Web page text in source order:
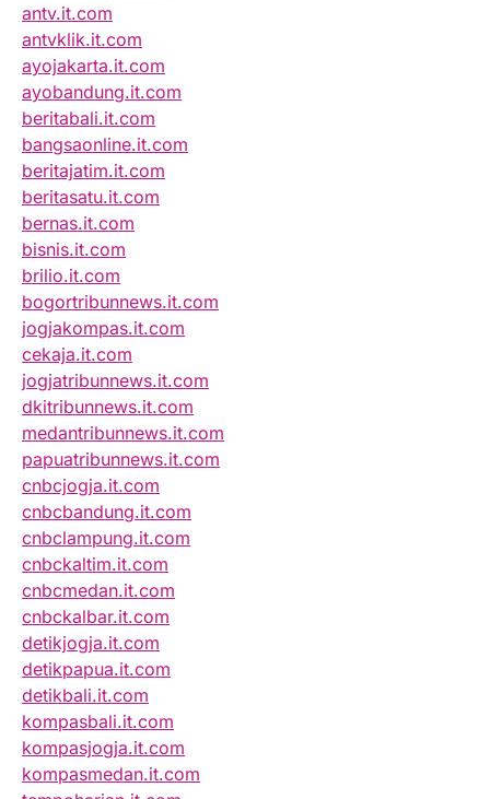
antv.it.com
antvklik.it.com
ayojakarta.it.com
ayobandung.it.com
beritabali.it.com
bangsaonline.it.com
beritajatim.it.com
beritasatu.it.com
bernas.it.com
bisnis.it.com
brilio.it.com
bogortribunnews.it.com
jogjakompas.it.com
cekaja.it.com
jogjatribunnews.it.com
dkitribunnews.it.com
medantribunnews.it.com
papuatribunnews.it.com
cnbcjogja.it.com
cnbcbandung.it.com
cnbclampung.it.com
cnbckaltim.it.com
cnbcmedan.it.com
cnbckalbar.it.com
detikjogja.it.com
detikpapua.it.com
detikbali.it.com
kompasbali.it.com
kompasjogja.it.com
kompasmedan.it.com